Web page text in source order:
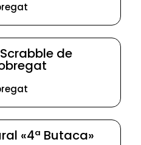
de
«4ª Butaca»